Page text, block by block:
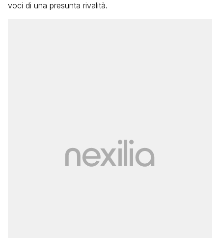
voci di una presunta rivalità.